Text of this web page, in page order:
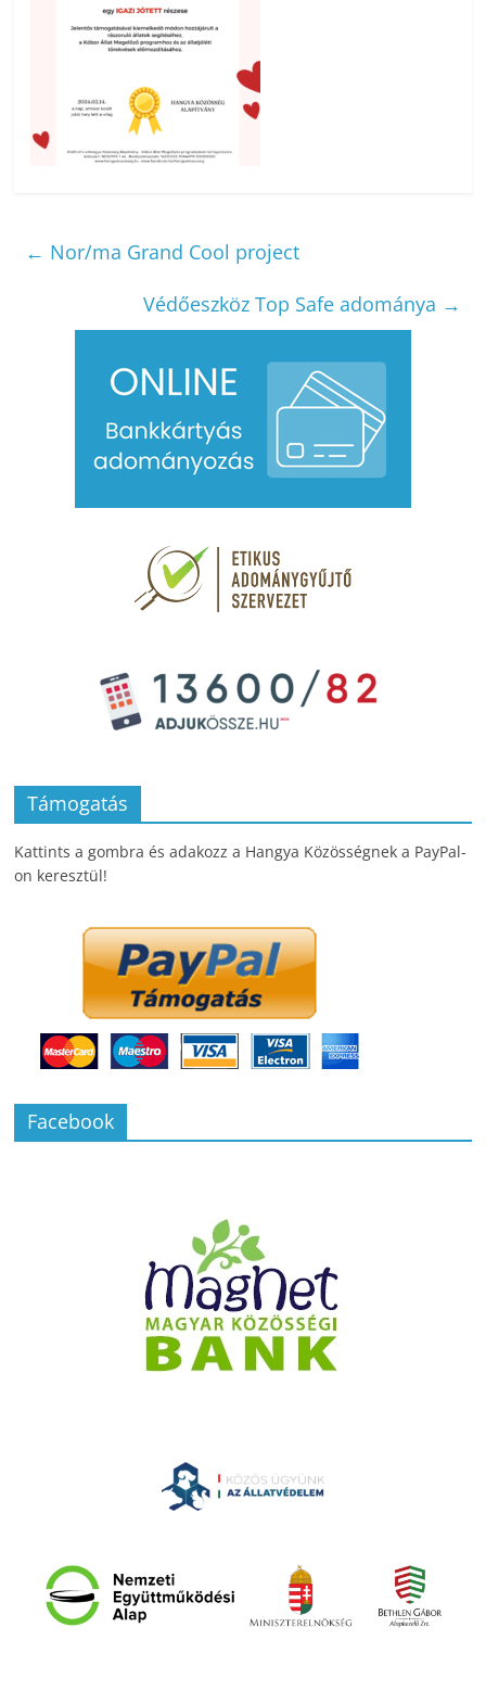
← Nor/ma Grand Cool project
Védőeszköz Top Safe adománya →
Támogatás
Kattints a gombra és adakozz a Hangya Közösségnek a PayPal-
on keresztül!
Facebook